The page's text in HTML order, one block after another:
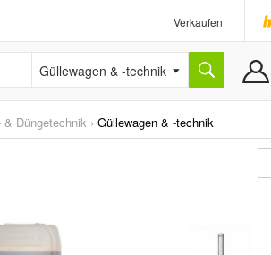
Verkaufen
Güllewagen & -technik
Düngetechnik › Güllewagen & -technik